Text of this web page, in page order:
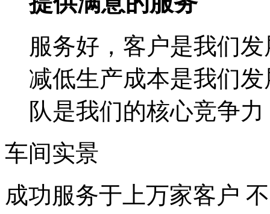
服务好，客户是我们
减低生产成本是我们
队是我们的核心竞争
车间实景
成功服务于上万家客户